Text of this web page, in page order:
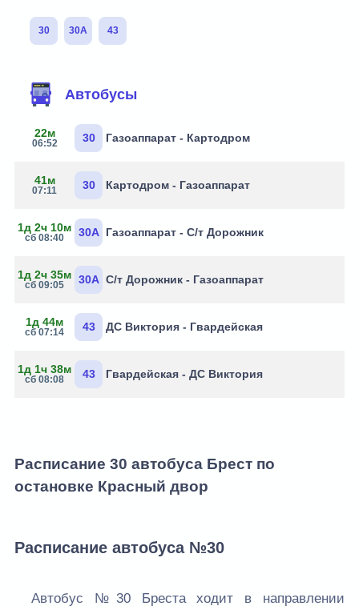
30 30А 43
Автобусы
22м
06:52 30 Газоаппарат - Картодром
41м
07:11 30 Картодром - Газоаппарат
1д 2ч 10м
сб 08:40 30А Газоаппарат - С/т Дорожник
1д 2ч 35м
сб 09:05 30А С/т Дорожник - Газоаппарат
1д 44м
сб 07:14 43 ДС Виктория - Гвардейская
1д 1ч 38м
сб 08:08 43 Гвардейская - ДС Виктория
Расписание 30 автобуса Брест по
остановке Красный двор
Расписание автобуса №30
Автобус №30 Бреста ходит в направлении